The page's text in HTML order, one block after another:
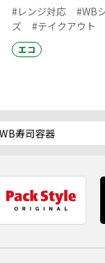
#レンジ対応
#WB
ズ
#テイクアウト
エコ